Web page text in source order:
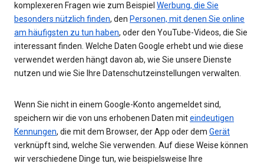
komplexeren Fragen wie zum Beispiel Werbung, die Sie
besonders nützlich finden, den Personen, mit denen Sie online
am häufigsten zu tun haben, oder den YouTube-Videos, die Sie
interessant finden. Welche Daten Google erhebt und wie diese
verwendet werden hängt davon ab, wie Sie unsere Dienste
nutzen und wie Sie Ihre Datenschutzeinstellungen verwalten.
Wenn Sie nicht in einem Google-Konto angemeldet sind,
speichern wir die von uns erhobenen Daten miteindeutigen
Kennungen, die mit dem Browser, der App oder dem Gerät
verknüpft sind, welche Sie verwenden. Auf diese Weise können
wir verschiedene Dinge tun, wie beispielsweise Ihre